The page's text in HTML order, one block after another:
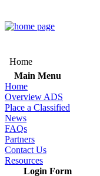
Home
Main Menu
Home
Overview ADS
Place a Classified
News
FAQs
Partners
Contact Us
Resources
Login Form